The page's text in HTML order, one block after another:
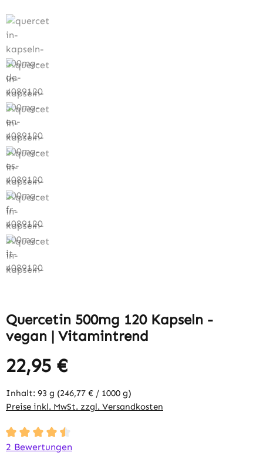
Quercetin 500mg 120 Kapseln -
vegan | Vitamintrend
22,95 €
Inhalt: 93 g (246,77 € / 1000 g)
Preise inkl. MwSt. zzgl. Versandkosten
Durchschnittliche Bewertung von 4.5 von 5 Sternen
2 Bewertungen